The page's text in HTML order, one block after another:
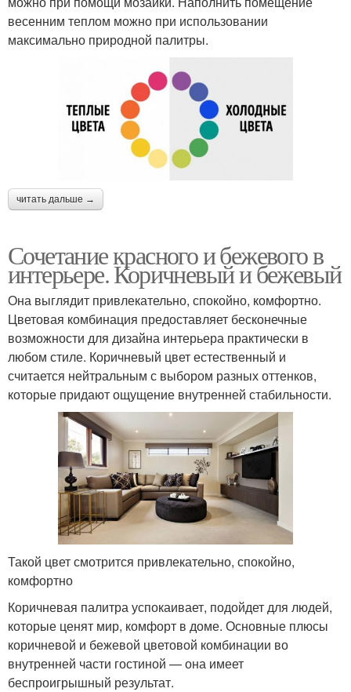
весенним теплом можно при использовании
максимально природной палитры.
читать дальше →
Сочетание красного и бежевого в
интерьере. Коричневый и бежевый
Она выглядит привлекательно, спокойно, комфортно.
Цветовая комбинация предоставляет бесконечные
возможности для дизайна интерьера практически в
любом стиле. Коричневый цвет естественный и
считается нейтральным с выбором разных оттенков,
которые придают ощущение внутренней стабильности.
Такой цвет смотрится привлекательно, спокойно,
комфортно
Коричневая палитра успокаивает, подойдет для людей,
которые ценят мир, комфорт в доме. Основные плюсы
коричневой и бежевой цветовой комбинации во
внутренней части гостиной — она имеет
беспроигрышный результат.